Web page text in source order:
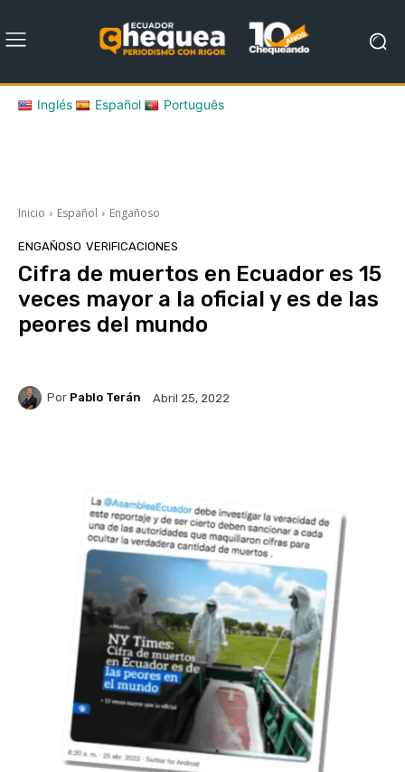
Inglés Español Português
Inicio Español Engañoso
ENGAÑOSO VERIFICACIONES
Cifra de muertos en Ecuador es 15
veces mayor a la oficial y es de las
peores del mundo
Por Pablo Terán Abril 25, 2022